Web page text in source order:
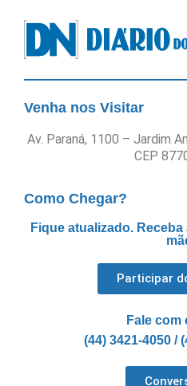
Venha nos Visitar
Av. Paraná, 1100 – Jardim
CEP
Como Chegar?
Fique atualizado.
Participar
Fale com
(44) 3421-4050 /